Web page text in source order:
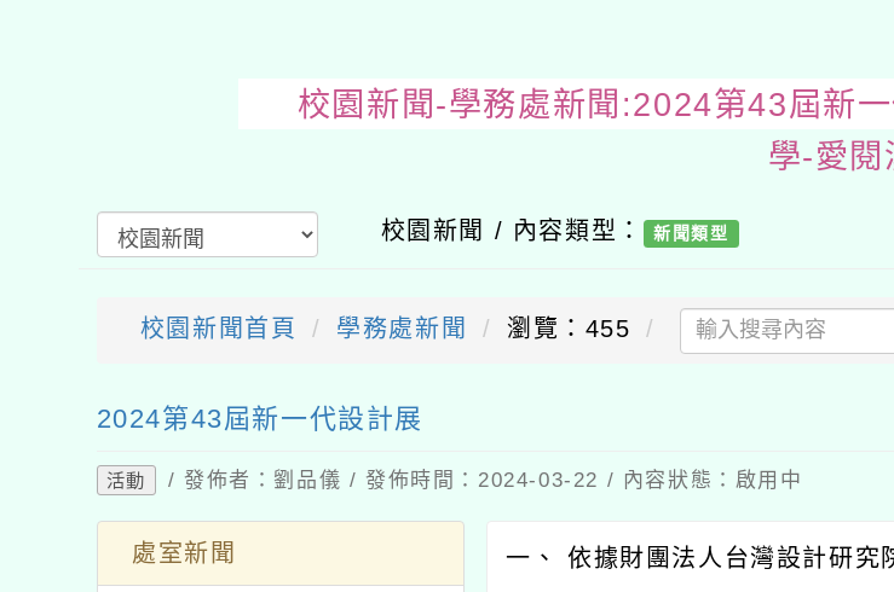
校園新聞-學務處新聞:2024第43
校園新聞 / 內容類型： 新聞類型
校園新聞首頁 學務處新聞 瀏覽：455
送出
2024第43屆新一代設計展
活動 / 發佈者：劉品儀 / 發佈時間：2024-03-22 / 內容狀態：啟用中